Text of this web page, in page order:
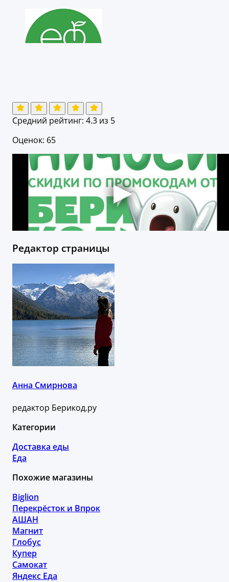
Средний рейтинг: 4.3 из 5
Оценок: 65
Редактор страницы
Анна Смирнова
редактор Берикод.ру
Категории
Доставка еды
Еда
Похожие магазины
Biglion
Перекрёсток и Впрок
АШАН
Магнит
Глобус
Купер
Самокат
Яндекс Еда